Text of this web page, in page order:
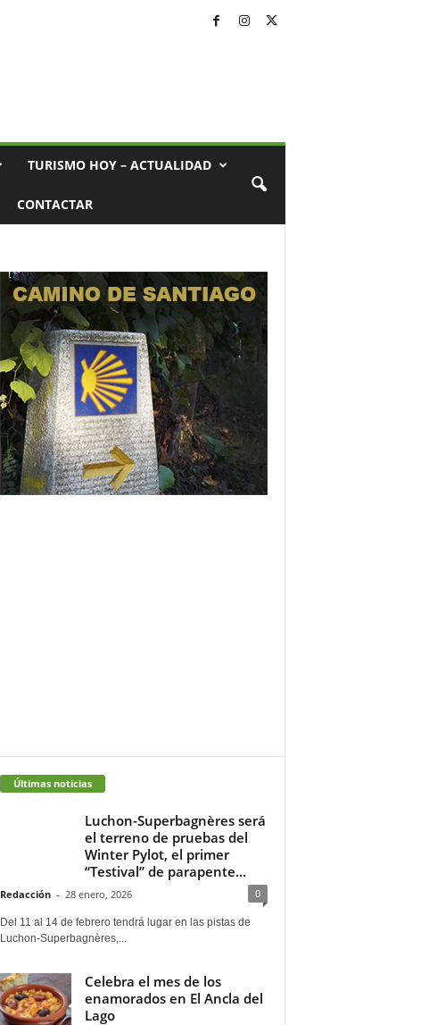
TURISMO HOY – ACTUALIDAD
CONTACTAR
Últimas noticias
Luchon-Superbagnères será
el terreno de pruebas del
Winter Pylot, el primer
“Testival” de parapente...
Redacción - 28 enero, 2026 0
Del 11 al 14 de febrero tendrá lugar en las pistas de
Luchon-Superbagnères,...
Celebra el mes de los
enamorados en El Ancla del
Lago